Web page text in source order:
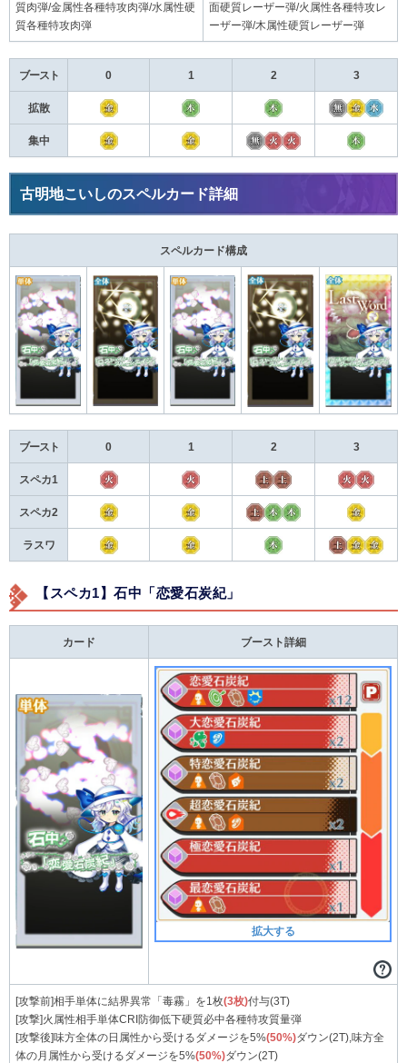
質肉弾/金属性各種特攻肉弾/水属性硬
質各種特攻肉弾
面硬質レーザー弾/火属性各種特攻レ
ーザー弾/木属性硬質レーザー弾
ブースト 0 1 2 3
拡散
集中
古明地こいしのスペルカード詳細
スペルカード構成
ブースト 0 1 2 3
スペカ1
スペカ2
ラスワ
【スペカ1】石中「恋愛石炭紀」
カード ブースト詳細
拡大する
[攻撃前]相手単体に結界異常「毒霧」を1枚(3枚)付与(3T)
[攻撃]火属性相手単体CRI防御低下硬質必中各種特攻質量弾
[攻撃後]味方全体の日属性から受けるダメージを5%(50%)ダウン(2T),味方全
体の月属性から受けるダメージを5%(50%)ダウン(2T)